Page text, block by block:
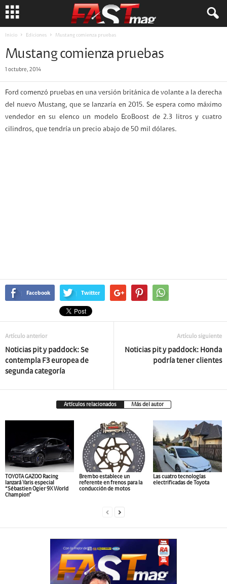
Inicio Ediciones Mustang comienza pruebas
Mustang comienza pruebas
1 octubre, 2014
Ford comenzó pruebas en una versión británica de volante a la derecha
del nuevo Mustang, que se lanzaría en 2015. Se espera como máximo
vendedor en su elenco un modelo EcoBoost de 2.3 litros y cuatro
cilindros, que tendría un precio abajo de 50 mil dólares.
Facebook Twitter
Artículo anterior
Noticias pit y paddock: Se
contempla F3 europea de
segunda categoría
Artículo siguiente
Noticias pit y paddock: Honda
podría tener clientes
Artículos relacionados Más del autor
TOYOTA GAZOO Racing
lanzará Yaris especial
“Sébastien Ogier 9X World
Champion”
Brembo establece un
referente en frenos para la
conducción de motos
Las cuatro tecnologías
electrificadas de Toyota